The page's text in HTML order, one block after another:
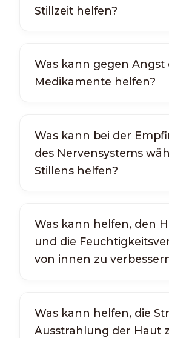
Stillzeit helfen?
Was kann gegen Angst
Medikamente helfen?
Was kann bei der
des Nervensystems
Stillens helfen?
Was kann helfen, den
und die
von innen zu
Was kann helfen, die
Ausstrahlung der Haut